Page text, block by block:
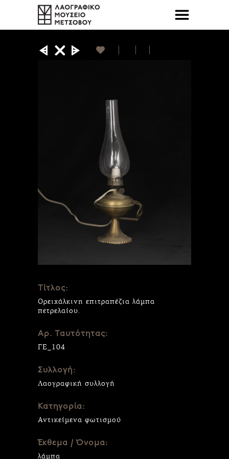
Τίτλος:
Ορειχάλκινη επιτραπέζια λάμπα
πετρελαίου.
Αρ. Ταυτότητας:
ΓΕ_104
Συλλογή:
Λαογραφική συλλογή
Κατηγορία:
Αντικείμενα φωτισμού
Έκθεμα / Όνομα:
λάμπα